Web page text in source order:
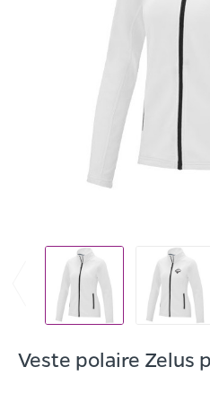
Veste polaire Zelus